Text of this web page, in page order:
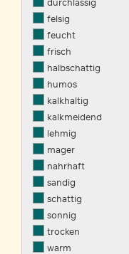
felsig
feucht
frisch
halbschattig
humos
kalkhaltig
kalkmeidend
lehmig
mager
nahrhaft
sandig
schattig
sonnig
trocken
warm